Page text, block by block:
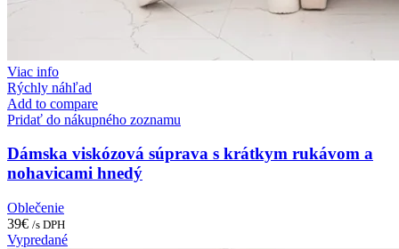
Viac info
Rýchly náhľad
Add to compare
Pridať do nákupného zoznamu
Dámska viskózová súprava s krátkym rukávom a
nohavicami hnedý
Oblečenie
39€ /s DPH
Vypredané